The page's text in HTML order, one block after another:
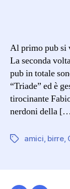
Al primo pub si
La seconda
pub in totale
“Triade” ed è
tirocinante
nerdoni della
Tag amici birre,